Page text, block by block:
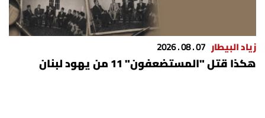
زياد البيطار 07 . 08 . 2026
هكذا قتل "المستضعفون" 11 من يهود لبنان